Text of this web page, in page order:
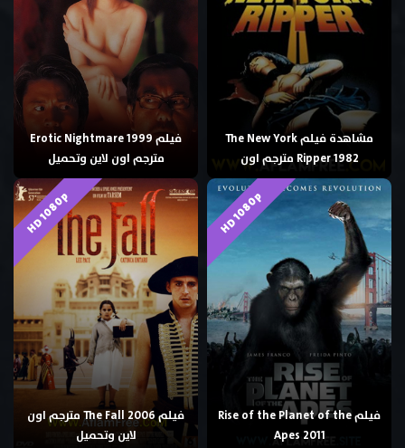
مشاهدة فيلم The New York
Ripper 1982 مترجم اون
فيلم Erotic Nightmare 1999
مترجم اون لاين وتحميل
HD 1080p
فيلم Rise of the Planet of the
Apes 2011
HD 1080p
فيلم The Fall 2006 مترجم اون
لاين وتحميل